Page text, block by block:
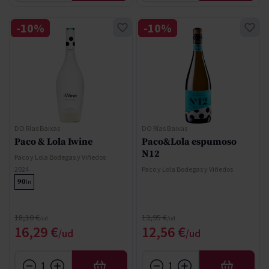
DO Rías Baixas
Paco & Lola Iwine
Paco y Lola Bodegas y Viñedos
2024
90In
Precio especial
16,29 €
Precio normal
18,10 €
-10%
DO Rías Baixas
Paco&Lola espumoso
N12
Paco y Lola Bodegas y Viñedos
Precio especial
12,56 €
Precio normal
13,95 €
-10%